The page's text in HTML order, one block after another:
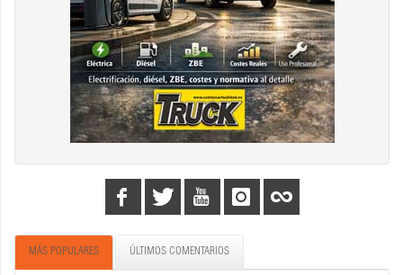
MÁS POPULARES ÚLTIMOS COMENTARIOS